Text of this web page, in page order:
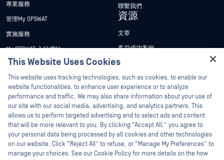
專業服務
管理My OPSWAT
實施服務
My OPSWAT 入口網站
技術檔案
訓練
漏洞通報計畫
合作夥伴
認證
技術合作夥伴
管道合作夥伴計劃
聯繫我們
資源
文章
客戶成功案例
新聞稿
新聞報導
網路研討會
產品型錄
白皮書
免費工具
This Website Uses Cookies
This website uses tracking technologies, such as cookies, to enable our
website functionalities, to enhance user experience or to analyze
performance and traffic. We may also share information about your use of
our site with our social media, advertising, and analytics partners. This
allows us to perform targeted advertising and to select ads and content
that will be more relevant to you. By clicking “Accept All,” you agree to
your personal data being processed by all cookies and other technologies
on our website. Click “Reject All” to refuse, or “Manage My Preferences” to
manage your choices. See our Cookie Policy for more details on the how
Hey there!
I'm Ozzy, your OPSWAT virtual assistant.
How can I help you secure what's critical
today?